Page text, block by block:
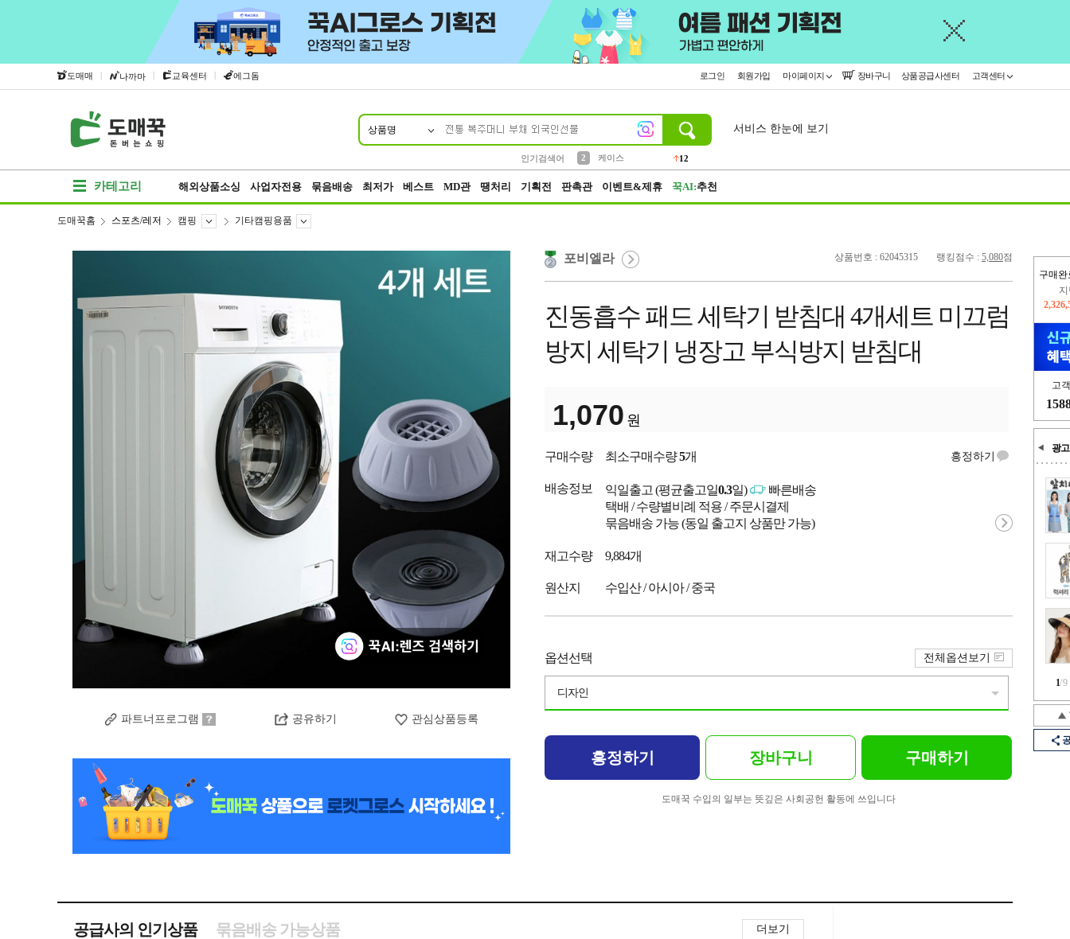
도매매 | 나까마 | 교육센터 | 에그돔 로그인 회원가입 마이페이지 장바구니 상품공급사센터 고객센터
상품명
인기검색어
2
케이스
12
서비스 한눈에 보기
카테고리 해외상품소싱 사업자전용 묶음배송 최저가 베스트 MD관 땡처리 기획전 판촉관 이벤트&제휴 꾹AI:추천
구매완
고
광고
1/9
도매꾹홈 스포츠/레저 캠핑 기타캠핑용품
파트너프로그램 공유하기 관심상품등록
상품번호 : 62045315 랭킹점수 : 5,080점
포비엘라
진동흡수 패드 세탁기 받침대 4개세트 미끄럼
방지 세탁기 냉장고 부식방지 받침대
1,070 원
구매수량 최소구매수량5개 흥정하기
배송정보 익일출고 (평균출고일0.3일)
빠른배송
택배 / 수량별비례 적용 / 주문시결제
묶음배송 가능 (동일 출고지 상품만 가능)
재고수량 9,884개
원산지 수입산 / 아시아 / 중국
옵션선택
디자인
전체옵션보기
흥정하기 장바구니 구매하기
도매꾹 수입의 일부는 뜻깊은 사회공헌 활동에 쓰입니다
공급사의 인기상품 더보기
묶음배송 가능상품